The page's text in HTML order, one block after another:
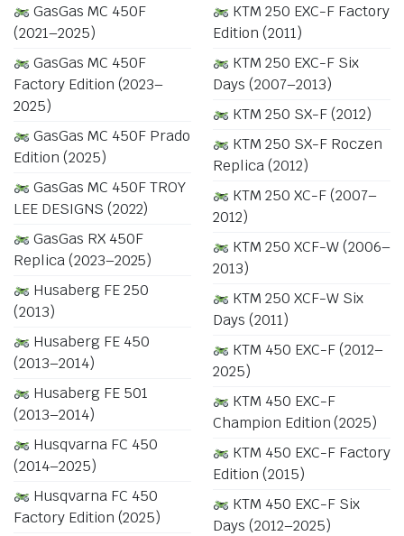
GasGas MC 450F
(2021–2025)
GasGas MC 450F
Factory Edition (2023–
2025)
GasGas MC 450F Prado
Edition (2025)
GasGas MC 450F TROY
LEE DESIGNS (2022)
GasGas RX 450F
Replica (2023–2025)
Husaberg FE 250
(2013)
Husaberg FE 450
(2013–2014)
Husaberg FE 501
(2013–2014)
Husqvarna FC 450
(2014–2025)
Husqvarna FC 450
Factory Edition (2025)
KTM 250 EXC-F Factory
Edition (2011)
KTM 250 EXC-F Six
Days (2007–2013)
KTM 250 SX-F (2012)
KTM 250 SX-F Roczen
Replica (2012)
KTM 250 XC-F (2007–
2012)
KTM 250 XCF-W (2006–
2013)
KTM 250 XCF-W Six
Days (2011)
KTM 450 EXC-F (2012–
2025)
KTM 450 EXC-F
Champion Edition (2025)
KTM 450 EXC-F Factory
Edition (2015)
KTM 450 EXC-F Six
Days (2012–2025)